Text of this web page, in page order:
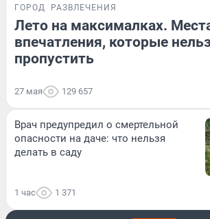
ГОРОД РАЗВЛЕЧЕНИЯ
Лето на максималках.
впечатления, которые
пропустить
27 мая 129 657
Врач предупредил о смертельной
опасности на даче: что нельзя
делать в саду
1 час 1 371